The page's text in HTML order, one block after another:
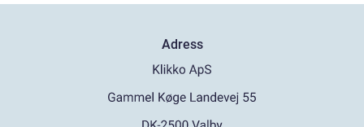
Adress